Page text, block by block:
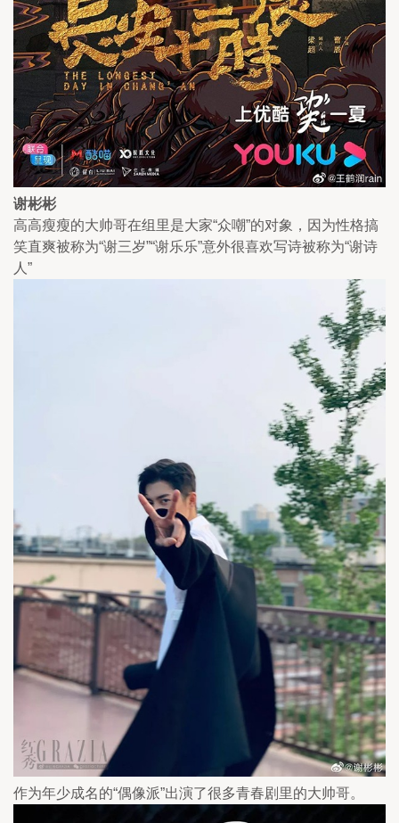
谢彬彬
高高瘦瘦的大帅哥在组里是大家“众嘲”的对象，因为性格搞
笑直爽被称为“谢三岁”“谢乐乐”意外很喜欢写诗被称为“谢诗
人”
作为年少成名的“偶像派”出演了很多青春剧里的大帅哥。